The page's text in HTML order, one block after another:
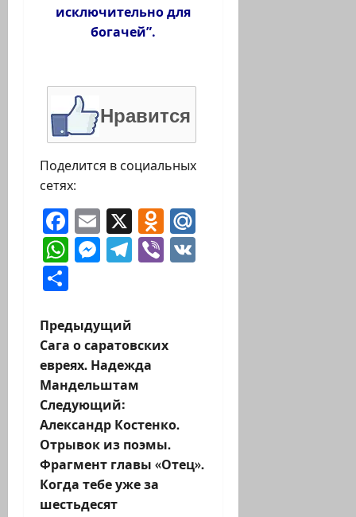
исключительно для
богачей”.
Нравится
Поделится в социальных
сетях:
Facebook
Email
X Odnoklassniki
WhatsApp
Messenger
Telegram
Viber
Н
а
в
и
г
а
Предыдущий
Сага о саратовских
евреях. Надежда
Мандельштам
Следующий:
Александр Костенко.
Отрывок из поэмы.
Фрагмент главы «Отец».
Когда тебе уже за
шестьдесят